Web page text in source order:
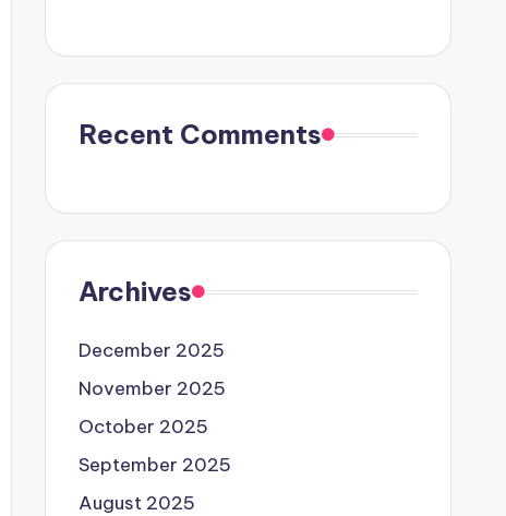
Recent Comments
Archives
December 2025
November 2025
October 2025
September 2025
August 2025